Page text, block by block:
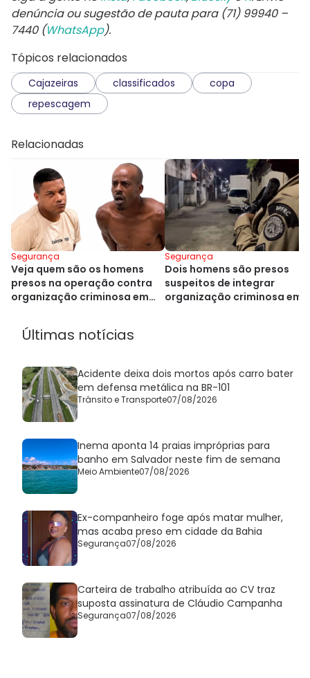
denúncia ou sugestão de pauta para (71) 99940 –
7440 (WhatsApp).
Tópicos relacionados
Cajazeiras classificados
copa
repescagem
Relacionadas
Segurança
Veja quem são os homens
presos na operação contra
organização criminosa em
Segurança
Dois homens são presos
suspeitos de integrar
organização criminosa em
Últimas notícias
Acidente deixa dois mortos após carro bater
em defensa metálica na BR-101
Trânsito e Transporte07/08/2026
Inema aponta 14 praias impróprias para
banho em Salvador neste fim de semana
Meio Ambiente07/08/2026
Ex-companheiro foge após matar mulher,
mas acaba preso em cidade da Bahia
Segurança07/08/2026
Carteira de trabalho atribuída ao CV traz
suposta assinatura de Cláudio Campanha
Segurança07/08/2026